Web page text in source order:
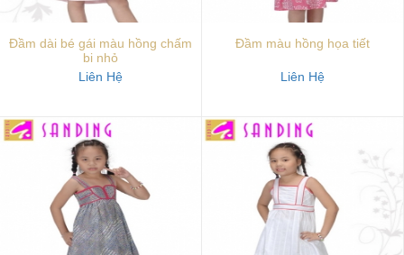
Đầm dài bé gái màu hồng chấm
bi nhỏ
Liên Hệ
Đầm màu hồng họa tiết
Liên Hệ